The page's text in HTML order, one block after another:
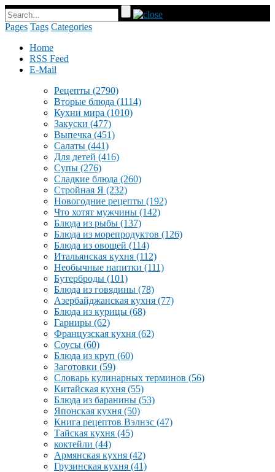
Pages Tags Categories
Home
RSS Feed
E-Mail
Рецепты (2790)
Вторые блюда (1114)
Кухни мира (1010)
Закуски (477)
Выпечка (451)
Салаты (441)
Для детей (416)
Супы (276)
Сладкие блюда (260)
Стройная Я (232)
Новогодние рецепты (192)
Что хотят мужчины (142)
Блюда из рыбы (137)
Блюда из морепродуктов (126)
Блюда из овощей (114)
Итальянская кухня (112)
Необычные напитки (111)
Бутерброды (101)
Блюда из говядины (78)
Азербайджанская кухня (77)
Блюда из курицы (68)
Гарниры (62)
Французская кухня (62)
Соусы (60)
Блюда из круп (60)
Заготовки (59)
Словарь кулинарных терминов (56)
Китайская кухня (55)
Блюда из баранины (53)
Японская кухня (50)
Книга рецептов Вэлнэс (47)
Тайская кухня (45)
коктейли (44)
Армянская кухня (42)
Грузинская кухня (41)